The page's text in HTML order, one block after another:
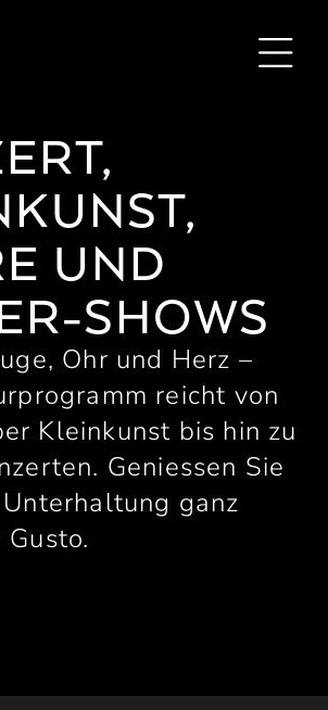
UND
SHOWS
Ohr und Herz –
reicht von
Kleinkunst bis hin zu
Geniessen Sie
ganz